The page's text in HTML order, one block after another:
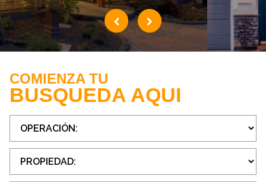
COMIENZA TU
BUSQUEDA AQUI